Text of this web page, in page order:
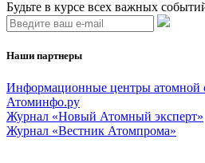
Будьте в курсе всех важных
Наши партнеры
Информационные центры атомной
Атоминфо.ру
Журнал «Новый Атомный эксперт»
Журнал «Вестник Атомпрома»